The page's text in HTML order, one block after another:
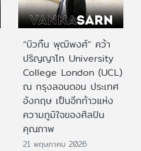
“บิวกิ้น พุฒิพงศ์” คว้า
ปริญญาโท University
College London (UCL)
ณ กรุงลอนดอน ประเทศ
อังกฤษ เป็นอีกก้าวแห่ง
ความภูมิใจของศิลปิน
คุณภาพ
21 พฤษภาคม 2026